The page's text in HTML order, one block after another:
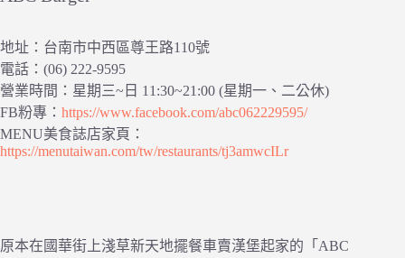
地址：台南市中西區尊王路110號
電話：(06) 222-9595
營業時間：星期三~日 11:30~21:00 (星期一、二公休)
FB粉專： https://www.facebook.com/abc062229595/
MENU美食誌店家頁：
https://menutaiwan.com/tw/restaurants/tj3amwcILr
原本在國華街上淺草新天地擺餐車賣漢堡起家的「ABC